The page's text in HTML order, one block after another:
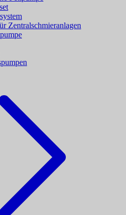
Zentralschmieranlagen